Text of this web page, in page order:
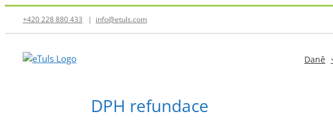
+420 228 880 433 | info@etuls.com
Daně
DPH refundace